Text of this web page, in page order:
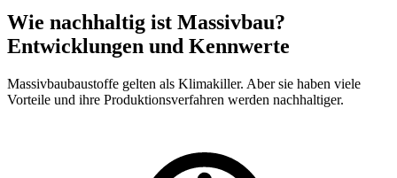
Wie nachhaltig ist Massivbau?
Entwicklungen und Kennwerte
Massivbaubaustoffe gelten als Klimakiller. Aber sie haben viele
Vorteile und ihre Produktionsverfahren werden nachhaltiger.